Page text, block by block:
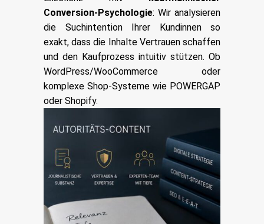
Conversion-Psychologie: Wir analysieren
die Suchintention Ihrer Kundinnen so
exakt, dass die Inhalte Vertrauen schaffen
und den Kaufprozess intuitiv stützen. Ob
WordPress/WooCommerce oder
komplexe Shop-Systeme wie POWERGAP
oder Shopify.